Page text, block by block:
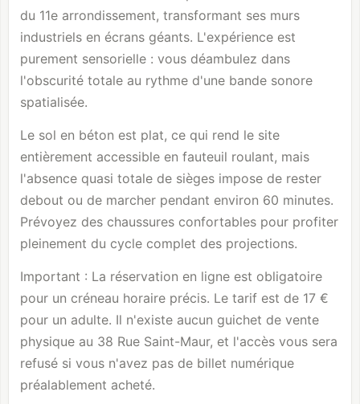
du 11e arrondissement, transformant ses murs
industriels en écrans géants. L'expérience est
purement sensorielle : vous déambulez dans
l'obscurité totale au rythme d'une bande sonore
spatialisée.
Le sol en béton est plat, ce qui rend le site
entièrement accessible en fauteuil roulant, mais
l'absence quasi totale de sièges impose de rester
debout ou de marcher pendant environ 60 minutes.
Prévoyez des chaussures confortables pour profiter
pleinement du cycle complet des projections.
Important : La réservation en ligne est obligatoire
pour un créneau horaire précis. Le tarif est de 17 €
pour un adulte. Il n'existe aucun guichet de vente
physique au 38 Rue Saint-Maur, et l'accès vous sera
refusé si vous n'avez pas de billet numérique
préalablement acheté.